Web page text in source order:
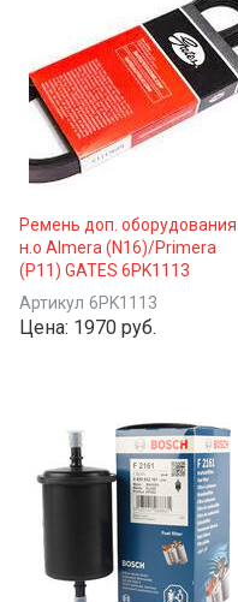
Ремень доп. оборудования
н.о Almera (N16)/Primera
(P11) GATES 6PK1113
Артикул 6PK1113
Цена: 1970 руб.